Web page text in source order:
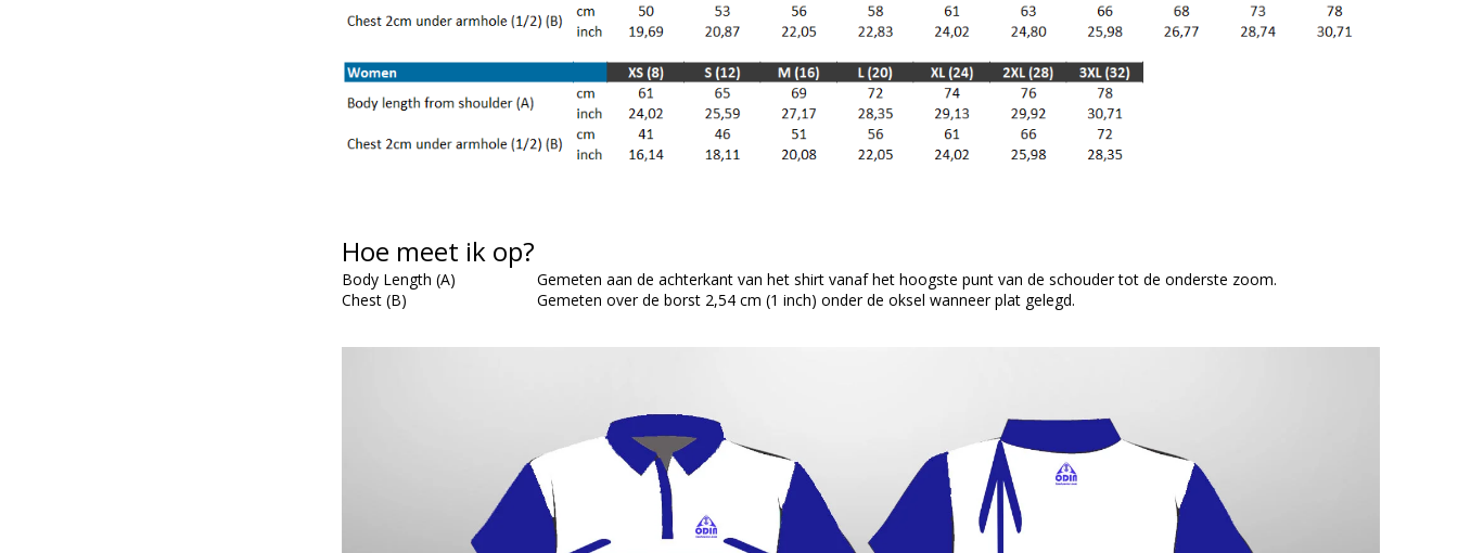
Hoe meet ik op?
Body Length (A)
Gemeten aan de achterkant van het shirt vanaf het hoogste punt van de schouder tot de onderste zoom.
Chest (B)
Gemeten over de borst 2,54 cm (1 inch) onder de oksel wanneer plat gelegd.